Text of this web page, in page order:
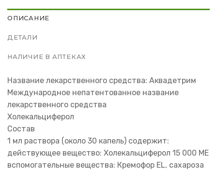
ОПИСАНИЕ
ДЕТАЛИ
НАЛИЧИЕ В АПТЕКАХ
Название лекарственного средства: Аквадетрим
Международное непатентованное название
лекарственного средства
Холекальциферол
Состав
1 мл раствора (около 30 капель) содержит:
действующее вещество: Холекальциферол 15 000 ME
вспомогательные вещества: Кремофор EL, сахароза